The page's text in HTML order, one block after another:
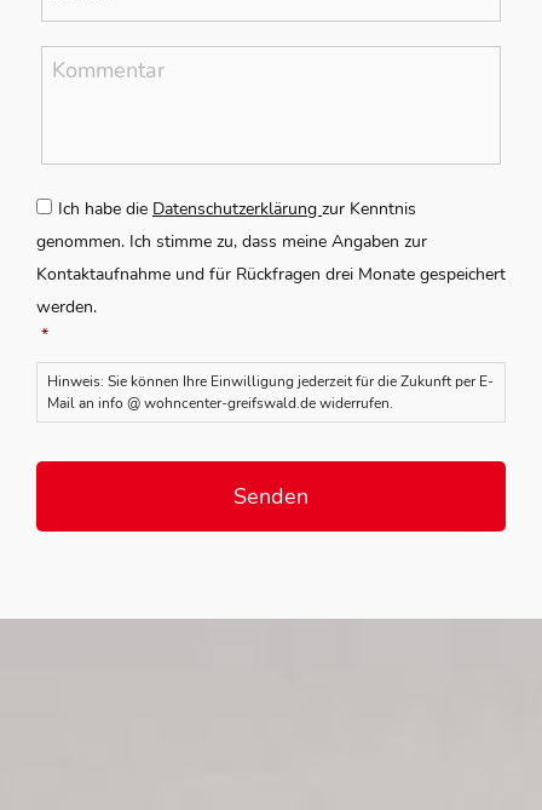
Kommentar *
Zustimmung *
Ich habe die Datenschutzerklärung zur Kenntnis
genommen. Ich stimme zu, dass meine Angaben zur
Kontaktaufnahme und für Rückfragen drei Monate gespeichert
werden.
*
Hinweis: Sie können Ihre Einwilligung jederzeit für die Zukunft per E-
Mail an info @ wohncenter-greifswald.de widerrufen.